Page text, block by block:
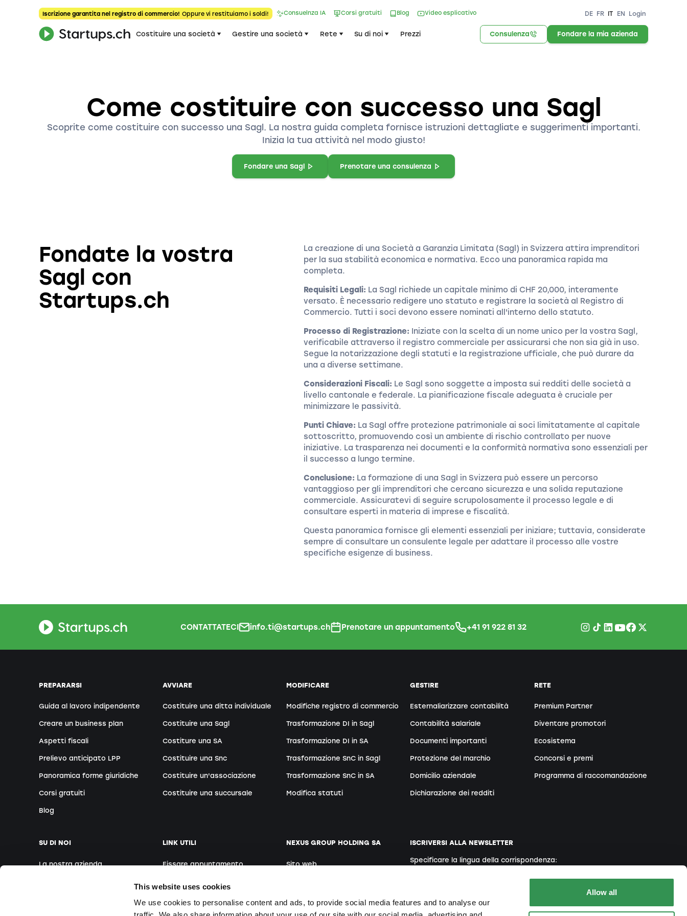
This website uses cookies
We use cookies to personalise content and ads, to provide social media features and to analyse our
Allow all
Iscrizione garantita nel registro di commercio! Oppure vi restituiamo i soldi! Consuelnza IA Corsi gratuiti Blog Video esplicativo DE FR IT EN Login
Costituire una società Gestire una società Rete Su di noi Prezzi Consulenza Fondare la mia azienda
Come costituire con successo una Sagl
Scoprite come costituire con successo una Sagl. La nostra guida completa fornisce istruzioni dettagliate e suggerimenti importanti.
Inizia la tua attività nel modo giusto!
Fondare una Sagl Prenotare una consulenza
Fondate la vostra
Sagl con
Startups.ch
La creazione di una Società a Garanzia Limitata (Sagl) in Svizzera attira imprenditori
per la sua stabilità economica e normativa. Ecco una panoramica rapida ma
completa.
Requisiti Legali: La Sagl richiede un capitale minimo di CHF 20,000, interamente
versato. È necessario redigere uno statuto e registrare la società al Registro di
Commercio. Tutti i soci devono essere nominati all'interno dello statuto.
Processo di Registrazione: Iniziate con la scelta di un nome unico per la vostra Sagl,
verificabile attraverso il registro commerciale per assicurarsi che non sia già in uso.
Segue la notarizzazione degli statuti e la registrazione ufficiale, che può durare da
una a diverse settimane.
Considerazioni Fiscali: Le Sagl sono soggette a imposta sui redditi delle società a
livello cantonale e federale. La pianificazione fiscale adeguata è cruciale per
minimizzare le passività.
Punti Chiave: La Sagl offre protezione patrimoniale ai soci limitatamente al capitale
sottoscritto, promuovendo così un ambiente di rischio controllato per nuove
iniziative. La trasparenza nei documenti e la conformità normativa sono essenziali per
il successo a lungo termine.
Conclusione: La formazione di una Sagl in Svizzera può essere un percorso
vantaggioso per gli imprenditori che cercano sicurezza e una solida reputazione
commerciale. Assicuratevi di seguire scrupolosamente il processo legale e di
consultare esperti in materia di imprese e fiscalità.
Questa panoramica fornisce gli elementi essenziali per iniziare; tuttavia, considerate
sempre di consultare un consulente legale per adattare il processo alle vostre
specifiche esigenze di business.
CONTATTATECI info.ti@startups.ch Prenotare un appuntamento +41 91 922 81 32
PREPARARSI
Guida al lavoro indipendente
Creare un business plan
Aspetti fiscali
Prelievo anticipato LPP
Panoramica forme giuridiche
Corsi gratuiti
Blog
AVVIARE
Costituire una ditta individuale
Costituire una Sagl
Costiture una SA
Costituire una Snc
Costituire un'associazione
Costituire una succursale
MODIFICARE
Modifiche registro di commercio
Trasformazione DI in Sagl
Trasformazione DI in SA
Trasformazione SnC in Sagl
Trasformazione SnC in SA
Modifica statuti
GESTIRE
Esternaliarizzare contabilità
Contabilità salariale
Documenti importanti
Protezione del marchio
Domicilio aziendale
Dichiarazione dei redditi
RETE
Premium Partner
Diventare promotori
Ecosistema
Concorsi e premi
Programma di raccomandazione
SU DI NOI
La nostra azienda
LINK UTILI
Fissare appuntamento
Webinar gratuiti
NEXUS GROUP HOLDING SA
Sito web
ISCRIVERSI ALLA NEWSLETTER
Specificare la lingua della corrispondenza: